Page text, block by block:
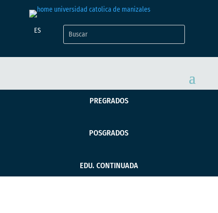
ES
PREGRADOS
POSGRADOS
EDU. CONTINUADA